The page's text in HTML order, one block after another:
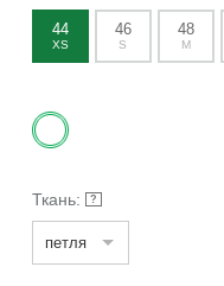
44
XS
46
S
48
M
Ткань: ?
петля